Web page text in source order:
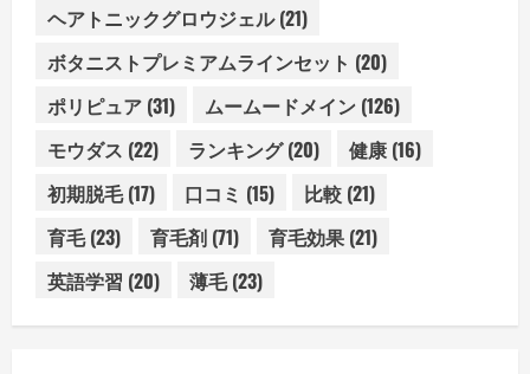
ヘアトニックグロウジェル(21)
ボタニストプレミアムラインセット (20)
ポリピュア (31) ムームードメイン (126)
モウダス (22) ランキング(20) 健康 (16)
初期脱毛(17) 口コミ (15) 比較 (21)
育毛(23) 育毛剤 (71) 育毛効果 (21)
英語学習 (20) 薄毛(23)